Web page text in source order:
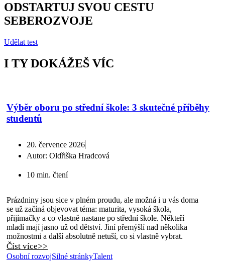
ODSTARTUJ SVOU CESTU
SEBEROZVOJE
Udělat test
I TY DOKÁŽEŠ VÍC
Výběr oboru po střední škole: 3 skutečné příběhy
studentů
20. července 2026
Autor: Oldřiška Hradcová
10 min. čtení
Prázdniny jsou sice v plném proudu, ale možná i u vás doma
se už začíná objevovat téma: maturita, vysoká škola,
přijímačky a co vlastně nastane po střední škole. Někteří
mladí mají jasno už od dětství. Jiní přemýšlí nad několika
možnostmi a další absolutně netuší, co si vlastně vybrat.
Číst více>>
Osobní rozvojSilné stránkyTalent